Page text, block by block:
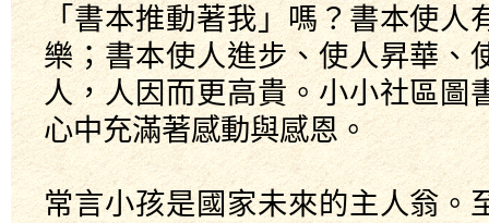
「書本推動著我」嗎？書本使人
樂；書本使人進步、使人昇華、
人，人因而更高貴。小小社區圖
心中充滿著感動與感恩。
常言小孩是國家未來的主人翁。